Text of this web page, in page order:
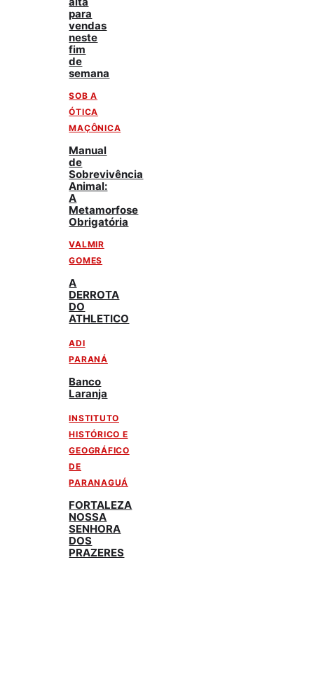
para
vendas
neste
fim
de
semana
SOB A
ÓTICA
MAÇÔNICA
Manual
de
Sobrevivência
Animal:
A
Metamorfose
Obrigatória
VALMIR
GOMES
A
DERROTA
DO
ATHLETICO
ADI
PARANÁ
Banco
Laranja
INSTITUTO
HISTÓRICO E
GEOGRÁFICO
DE
PARANAGUÁ
FORTALEZA
NOSSA
SENHORA
DOS
PRAZERES